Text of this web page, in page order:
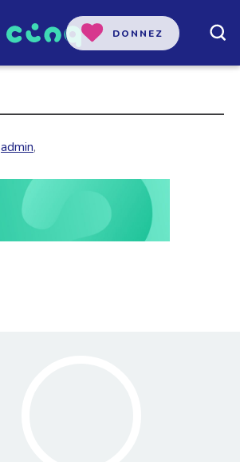
DONNEZ
admin,